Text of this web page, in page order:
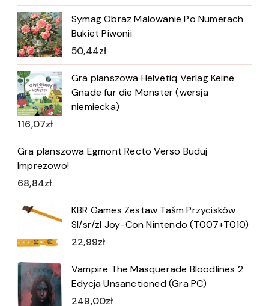
Symag Obraz Malowanie Po Numerach
Bukiet Piwonii
50,44zł
Gra planszowa Helvetiq Verlag Keine
Gnade für die Monster (wersja
niemiecka)
116,07zł
Gra planszowa Egmont Recto Verso Buduj
Imprezowo!
68,84zł
KBR Games Zestaw Taśm Przycisków
Sl/sr/zl Joy-Con Nintendo (T007+T010)
22,99zł
Vampire The Masquerade Bloodlines 2
Edycja Unsanctioned (Gra PC)
249,00zł